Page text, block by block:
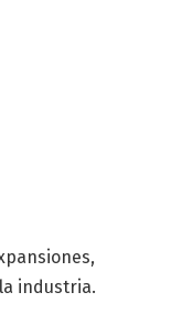
industria.